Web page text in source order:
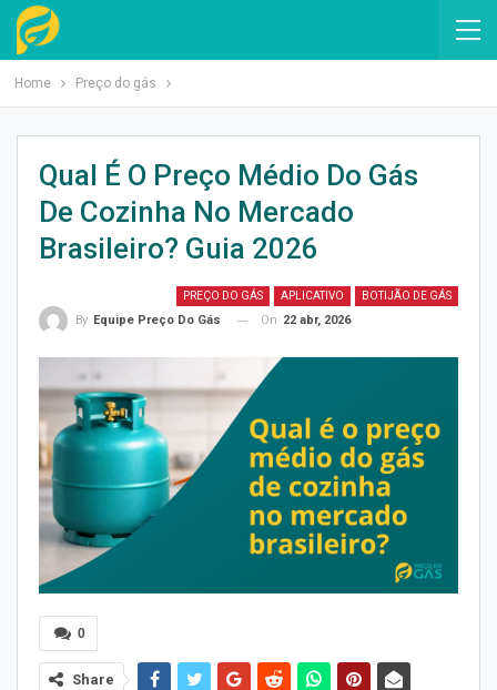
Home Preço do gás
Qual É O Preço Médio Do Gás
De Cozinha No Mercado
Brasileiro? Guia 2026
PREÇO DO GÁS APLICATIVO BOTIJÃO DE GÁS
By Equipe Preço Do Gás On 22 abr, 2026
0
Share